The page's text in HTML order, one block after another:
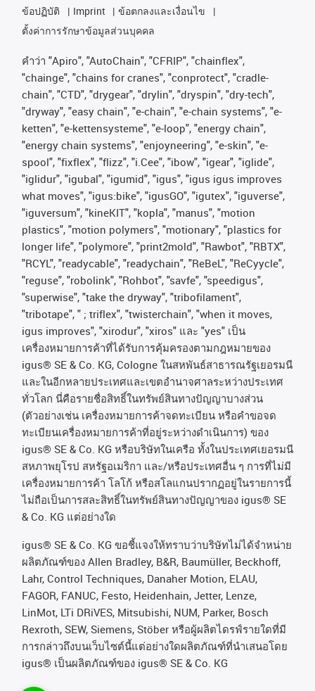
ข้อปฏิบัติ
Imprint
ข้อตกลงและเงื่อนไข
ตั้งค่าการรักษาข้อมูลส่วนบุคคล
คําว่า "Apiro", "AutoChain", "CFRIP", "chainflex",
"chainge", "chains for cranes", "conprotect", "cradle-
chain", "CTD", "drygear", "drylin", "dryspin", "dry-tech",
"dryway", "easy chain", "e-chain", "e-chain systems", "e-
ketten", "e-kettensysteme", "e-loop", "energy chain",
"energy chain systems", "enjoyneering", "e-skin", "e-
spool", "fixflex", "flizz", "i.Cee", "ibow", "igear", "iglide",
"iglidur", "igubal", "igumid", "igus", "igus igus improves
what moves", "igus:bike", "igusGO", "igutex", "iguverse",
"iguversum", "kineKIT", "kopla", "manus", "motion
plastics", "motion polymers", "motionary", "plastics for
longer life", "polymore", "print2mold", "Rawbot", "RBTX",
"RCYL", "readycable", "readychain", "ReBeL", "ReCyycle",
"reguse", "robolink", "Rohbot", "savfe", "speedigus",
"superwise", "take the dryway", "tribofilament",
"tribotape", " ; triflex", "twisterchain", "when it moves,
igus improves", "xirodur", "xiros" และ "yes" เป็น
เครื่องหมายการค้าที่ได้รับการคุ้มครองตามกฎหมายของ
igus® SE & Co. KG, Cologne ในสหพันธ์สาธารณรัฐเยอรมนี
และในอีกหลายประเทศและเขตอํานาจศาลระหว่างประเทศ
ทั่วโลก นี่คือรายชื่อสิทธิ์ในทรัพย์สินทางปัญญาบางส่วน
(ตัวอย่างเช่น เครื่องหมายการค้าจดทะเบียน หรือคำขอจด
ทะเบียนเครื่องหมายการค้าที่อยู่ระหว่างดำเนินการ) ของ
igus® SE & Co. KG หรือบริษัทในเครือ ทั้งในประเทศเยอรมนี
สหภาพยุโรป สหรัฐอเมริกา และ/หรือประเทศอื่น ๆ การที่ไม่มี
เครื่องหมายการค้า โลโก้ หรือสโลแกนปรากฏอยู่ในรายการนี้
ไม่ถือเป็นการสละสิทธิ์ในทรัพย์สินทางปัญญาของ igus® SE
& Co. KG แต่อย่างใด
igus® SE & Co. KG ขอชี้แจงให้ทราบว่าบริษัทไม่ได้จําหน่าย
ผลิตภัณฑ์ของ Allen Bradley, B&R, Baumüller, Beckhoff,
Lahr, Control Techniques, Danaher Motion, ELAU,
FAGOR, FANUC, Festo, Heidenhain, Jetter, Lenze,
LinMot, LTi DRiVES, Mitsubishi, NUM, Parker, Bosch
Rexroth, SEW, Siemens, Stöber หรือผู้ผลิตไดรฟ์รายใดที่มี
การกล่าวถึงบนเว็บไซต์นี้แต่อย่างใดผลิตภัณฑ์ที่นําเสนอโดย
igus® เป็นผลิตภัณฑ์ของ igus® SE & Co. KG